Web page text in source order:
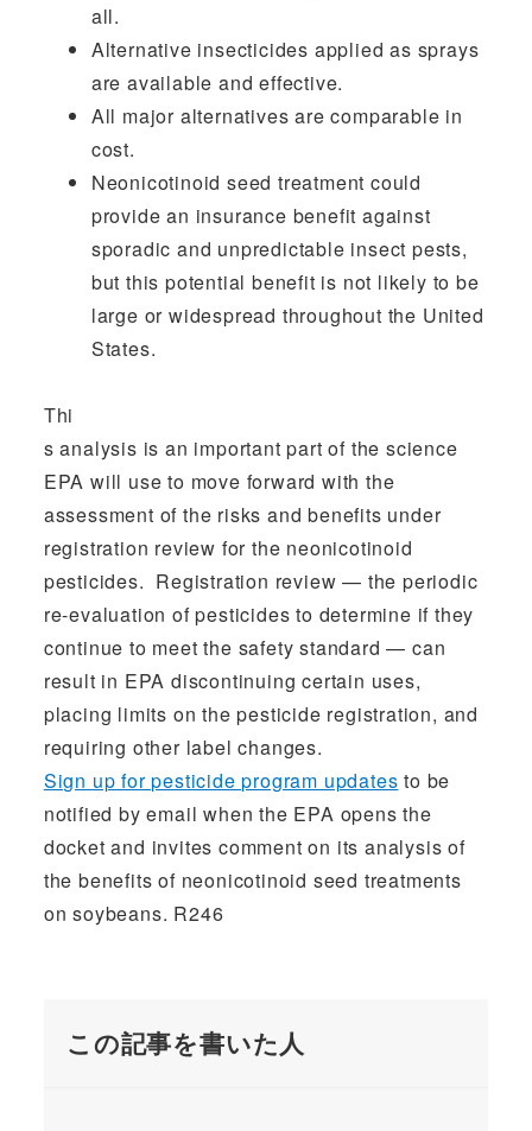
all.
Alternative insecticides applied as sprays
are available and effective.
All major alternatives are comparable in
cost.
Neonicotinoid seed treatment could
provide an insurance benefit against
sporadic and unpredictable insect pests,
but this potential benefit is not likely to be
large or widespread throughout the United
States.
Thi
s analysis is an important part of the science
EPA will use to move forward with the
assessment of the risks and benefits under
registration review for the neonicotinoid
pesticides. Registration review — the periodic
re-evaluation of pesticides to determine if they
continue to meet the safety standard — can
result in EPA discontinuing certain uses,
placing limits on the pesticide registration, and
requiring other label changes.
Sign up for pesticide program updates to be
notified by email when the EPA opens the
docket and invites comment on its analysis of
the benefits of neonicotinoid seed treatments
on soybeans. R246
この記事を書いた人